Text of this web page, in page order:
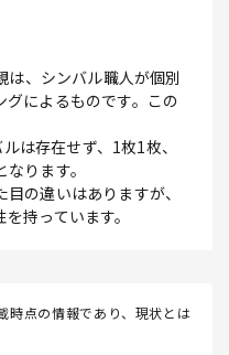
、シンバル職人が個別
グによるものです。この
は存在せず、1枚1枚、
ります。
の違いはありますが、
持っています。
時点の情報であり、現状とは